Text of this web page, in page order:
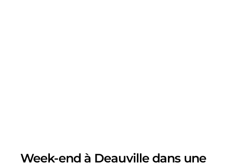
Week-end à Deauville dans une